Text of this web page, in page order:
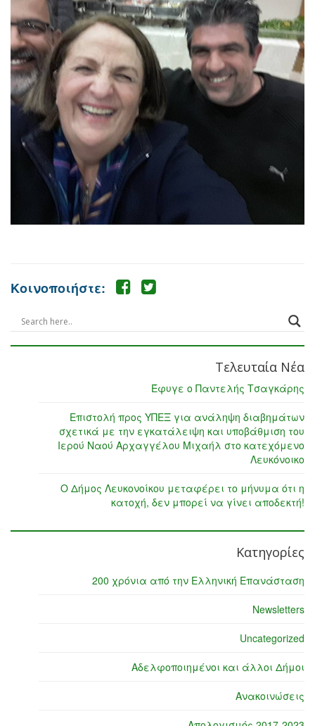
Κοινοποιήστε:
Τελευταία Νέα
Έφυγε ο Παντελής Τσαγκάρης
Επιστολή προς ΥΠΕΞ για ανάληψη διαβημάτων
σχετικά με την εγκατάλειψη και υποβάθμιση του
Ιερού Ναού Αρχαγγέλου Μιχαήλ στο κατεχόμενο
Λευκόνοικο
Ο Δήμος Λευκονοίκου μεταφέρει το μήνυμα ότι η
κατοχή, δεν μπορεί να γίνει αποδεκτή!
Κατηγορίες
200 χρόνια από την Ελληνική Επανάσταση
Newsletters
Uncategorized
Αδελφοποιημένοι και άλλοι Δήμοι
Ανακοινώσεις